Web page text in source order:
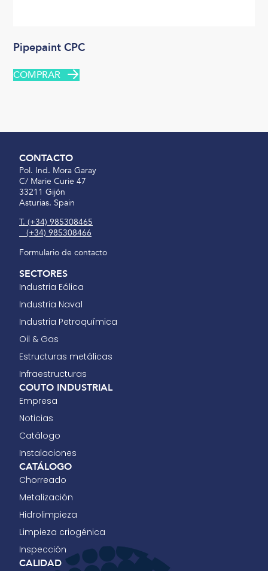
Pipepaint CPC
COMPRAR
CONTACTO
Pol. Ind. Mora Garay
C/ Marie Curie 47
33211 Gijón
Asturias. Spain
(+34) 985308465
(+34) 985308466
Formulario de contacto
SECTORES
Industria Eólica
Industria Naval
Industria Petroquímica
Oil & Gas
Estructuras metálicas
Infraestructuras
COUTO INDUSTRIAL
Empresa
Noticias
Catálogo
Instalaciones
CATÁLOGO
Chorreado
Metalización
Hidrolimpieza
Limpieza criogénica
Inspección
CALIDAD